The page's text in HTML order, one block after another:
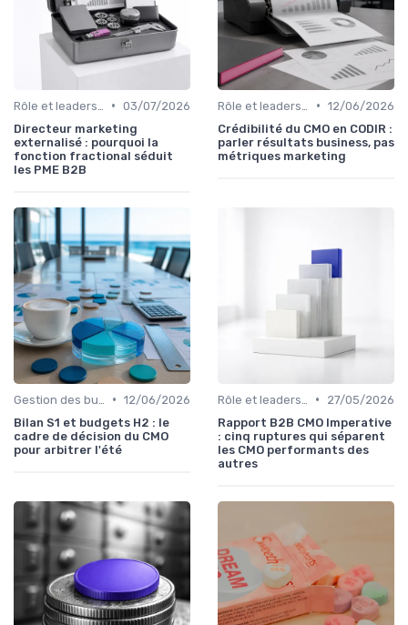
• 03/07/2026
Directeur marketing
externalisé : pourquoi la
fonction fractional séduit
les PME B2B
• 12/06/2026
Crédibilité du CMO en CODIR :
parler résultats business, pas
métriques marketing
• 12/06/2026
Bilan S1 et budgets H2 : le
cadre de décision du CMO
pour arbitrer l'été
•
27/05/2026
Rapport B2B CMO Imperative
: cinq ruptures qui séparent
les CMO performants des
autres